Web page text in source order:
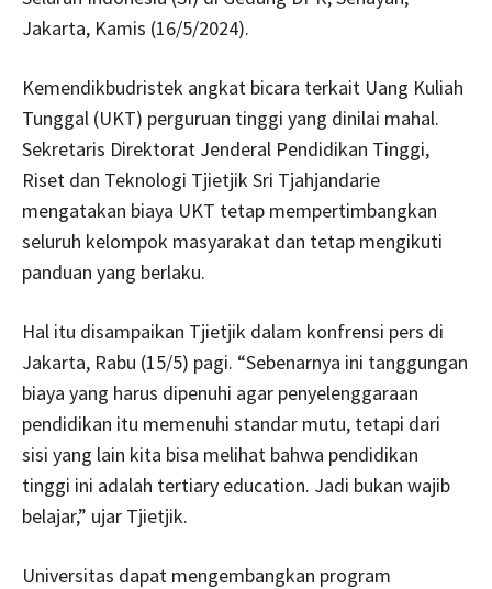
Jakarta, Kamis (16/5/2024).
Kemendikbudristek angkat bicara terkait Uang Kuliah
Tunggal (UKT) perguruan tinggi yang dinilai mahal.
Sekretaris Direktorat Jenderal Pendidikan Tinggi,
Riset dan Teknologi Tjietjik Sri Tjahjandarie
mengatakan biaya UKT tetap mempertimbangkan
seluruh kelompok masyarakat dan tetap mengikuti
panduan yang berlaku.
Hal itu disampaikan Tjietjik dalam konfrensi pers di
Jakarta, Rabu (15/5) pagi. “Sebenarnya ini tanggungan
biaya yang harus dipenuhi agar penyelenggaraan
pendidikan itu memenuhi standar mutu, tetapi dari
sisi yang lain kita bisa melihat bahwa pendidikan
tinggi ini adalah tertiary education. Jadi bukan wajib
belajar,” ujar Tjietjik.
Universitas dapat mengembangkan program